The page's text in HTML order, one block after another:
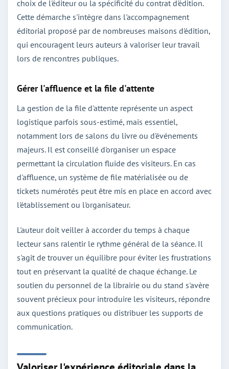
choix de l'éditeur ou la spécificité du contrat d'édition.
Cette démarche s'intègre dans l'accompagnement
éditorial proposé par de nombreuses maisons d'édition,
qui encouragent leurs auteurs à valoriser leur travail
lors de rencontres publiques.
Gérer l'affluence et la file d'attente
La gestion de la file d'attente représente un aspect
logistique parfois sous-estimé, mais essentiel,
notamment lors de salons du livre ou d'événements
majeurs. Il est conseillé d'organiser un espace
permettant la circulation fluide des visiteurs. En cas
d'affluence, un système de file matérialisée ou de
tickets numérotés peut être mis en place en accord avec
l'établissement ou l'organisateur.
L'auteur doit veiller à accorder du temps à chaque
lecteur sans ralentir le rythme général de la séance. Il
s'agit de trouver un équilibre pour éviter les frustrations
tout en préservant la qualité de chaque échange. Le
soutien du personnel de la librairie ou du stand s'avère
souvent précieux pour introduire les visiteurs, répondre
aux questions pratiques ou distribuer les supports de
communication.